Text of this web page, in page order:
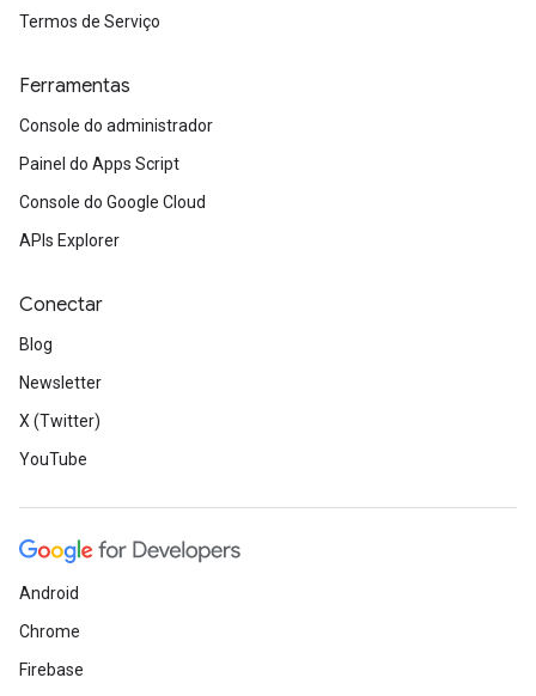
Termos de Serviço
Ferramentas
Console do administrador
Painel do Apps Script
Console do Google Cloud
APIs Explorer
Conectar
Blog
Newsletter
X (Twitter)
YouTube
Android
Chrome
Firebase